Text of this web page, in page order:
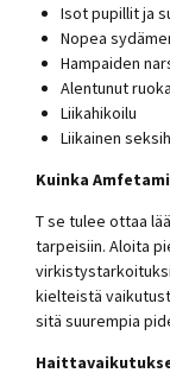
Isot pupillit ja
Nopea
Hampaiden
Alentunut
Liikahikoilu
Liikainen
Kuinka
T se tulee ottaa
tarpeisiin. Aloita
kielteistä
sitä suurempia